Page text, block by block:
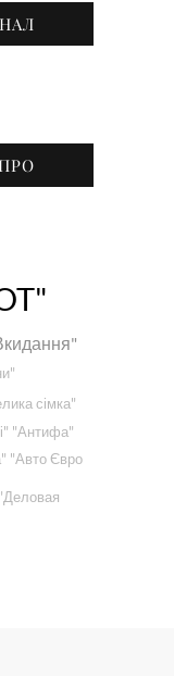
сімка"
"Антифа"
"Авто Євро
"Деловая